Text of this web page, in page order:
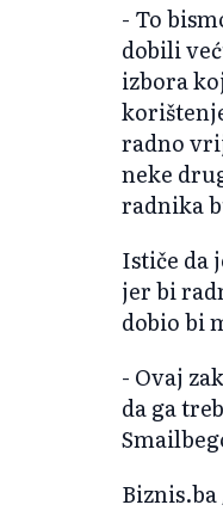
- To
dobili
izbora
radno
neke
radnika
Ističe da
jer bi
dobio bi
- Ovaj
da ga
Biznis.ba